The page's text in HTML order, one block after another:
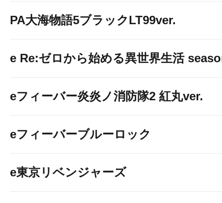
PA大海物語5ブラックLT99ver.
e Re:ゼロから始める異世界生活
eフィーバー炎炎ノ消防隊2 紅丸ver.
eフィーバーブルーロック
e東京リベンジャーズ